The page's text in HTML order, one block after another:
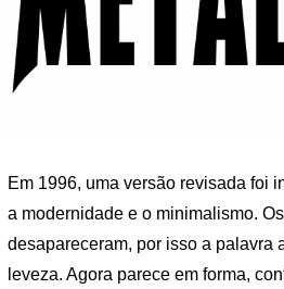
Em 1996, uma versão revisada foi
a modernidade e o minimalismo.
desapareceram, por isso a palavra
leveza. Agora parece em forma,